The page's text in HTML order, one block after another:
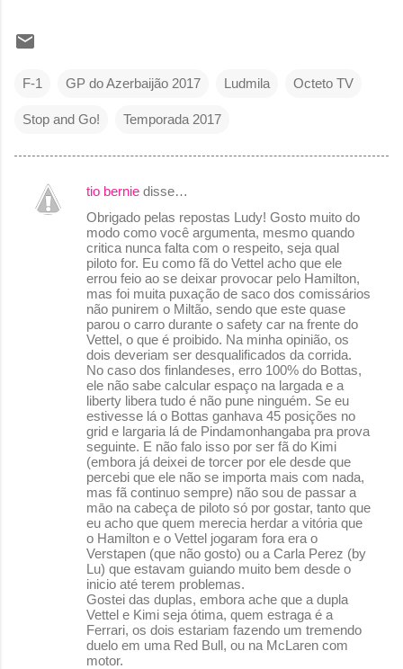
F-1 GP do Azerbaijão 2017 Ludmila Octeto TV
Stop and Go! Temporada 2017
C
tio bernie disse…
Obrigado pelas repostas Ludy! Gosto muito do
modo como você argumenta, mesmo quando
critica nunca falta com o respeito, seja qual
piloto for. Eu como fã do Vettel acho que ele
errou feio ao se deixar provocar pelo Hamilton,
mas foi muita puxação de saco dos comissários
não punirem o Miltão, sendo que este quase
parou o carro durante o safety car na frente do
Vettel, o que é proibido. Na minha opinião, os
dois deveriam ser desqualificados da corrida.
No caso dos finlandeses, erro 100% do Bottas,
ele não sabe calcular espaço na largada e a
liberty libera tudo é não pune ninguém. Se eu
estivesse lá o Bottas ganhava 45 posições no
grid e largaria lá de Pindamonhangaba pra prova
seguinte. E não falo isso por ser fã do Kimi
(embora já deixei de torcer por ele desde que
percebi que ele não se importa mais com nada,
mas fã continuo sempre) não sou de passar a
māo na cabeça de piloto só por gostar, tanto que
eu acho que quem merecia herdar a vitória que
o Hamilton e o Vettel jogaram fora era o
Verstapen (que não gosto) ou a Carla Perez (by
Lu) que estavam guiando muito bem desde o
inicio até terem problemas.
Gostei das duplas, embora ache que a dupla
Vettel e Kimi seja ótima, quem estraga é a
Ferrari, os dois estariam fazendo um tremendo
duelo em uma Red Bull, ou na McLaren com
motor.